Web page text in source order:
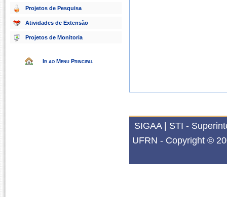
Projetos de Pesquisa
Atividades de Extensão
Projetos de Monitoria
Ir ao Menu Principal
SIGAA | STI -
UFRN - Copyright ©